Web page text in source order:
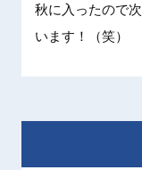
秋に入ったので次
います！
（笑）